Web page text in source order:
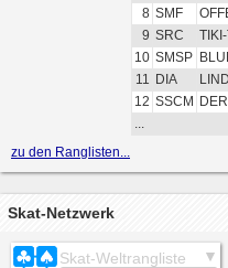
8 SMF
9 SRC
10 SMSP
11 DIA
12 SSCM
...
zu den Ranglisten...
Skat-Netzwerk
Skat-Weltrangliste